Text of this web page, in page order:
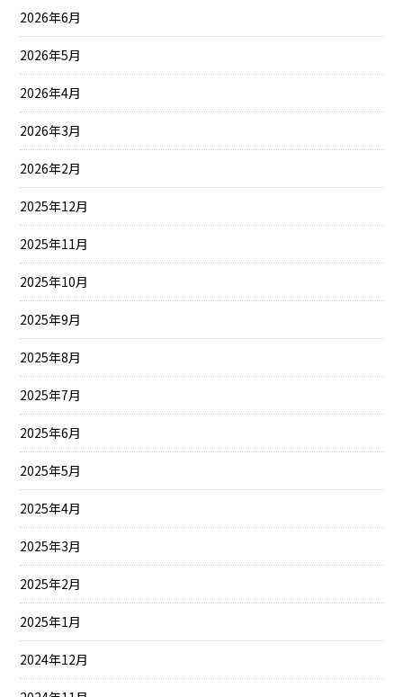
2026年6月
2026年5月
2026年4月
2026年3月
2026年2月
2025年12月
2025年11月
2025年10月
2025年9月
2025年8月
2025年7月
2025年6月
2025年5月
2025年4月
2025年3月
2025年2月
2025年1月
2024年12月